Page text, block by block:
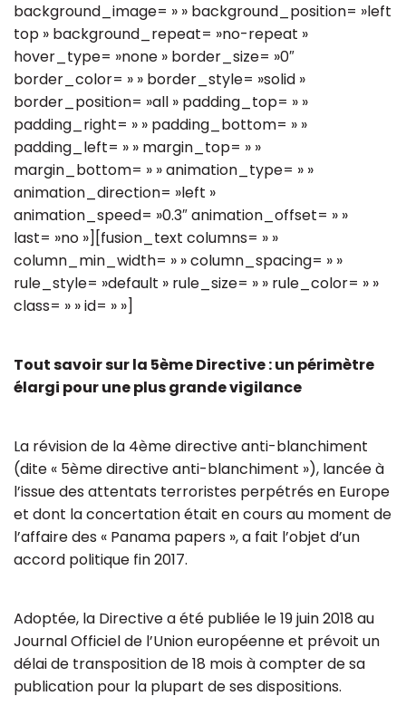
background_image= » » background_position= »left
top » background_repeat= »no-repeat »
hover_type= »none » border_size= »0″
border_color= » » border_style= »solid »
border_position= »all » padding_top= » »
padding_right= » » padding_bottom= » »
padding_left= » » margin_top= » »
margin_bottom= » » animation_type= » »
animation_direction= »left »
animation_speed= »0.3″ animation_offset= » »
last= »no »][fusion_text columns= » »
column_min_width= » » column_spacing= » »
rule_style= »default » rule_size= » » rule_color= » »
class= » » id= » »]
Tout savoir sur la 5ème Directive : un périmètre
élargi pour une plus grande vigilance
La révision de la 4ème directive anti-blanchiment
(dite « 5ème directive anti-blanchiment »), lancée à
l’issue des attentats terroristes perpétrés en Europe
et dont la concertation était en cours au moment de
l’affaire des « Panama papers », a fait l’objet d’un
accord politique fin 2017.
Adoptée, la Directive a été publiée le 19 juin 2018 au
Journal Officiel de l’Union européenne et prévoit un
délai de transposition de 18 mois à compter de sa
publication pour la plupart de ses dispositions.